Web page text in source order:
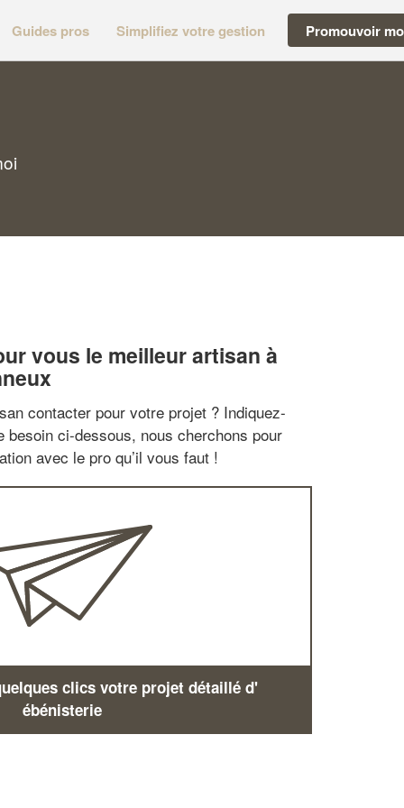
Guides pros Simplifiez votre gestion Promouvoir
vous le meilleur artisan à
contacter pour votre projet ? Indiquez-
besoin ci-dessous, nous cherchons pour
avec le pro qu’il vous faut !
clics votre projet détaillé d'
ébénisterie